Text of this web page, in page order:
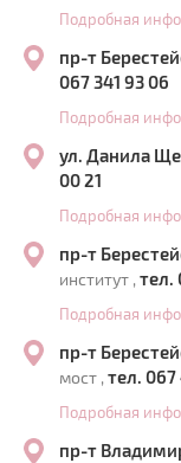
Подробная
пр-т
067 341 93 06
Подробная
ул. Данила
00 21
Подробная
пр-т
институт , тел.
Подробная
пр-т
мост , тел. 067
Подробная
пр-т